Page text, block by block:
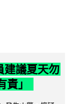
建議夏天勿
」